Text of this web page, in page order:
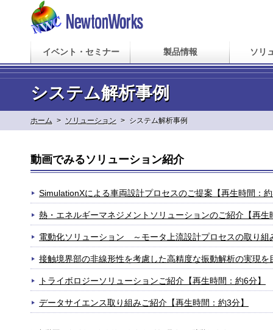
イベント・セミナー 製品情報 ソリ
システム解析事例
ホーム > ソリューション > システム解析事例
動画でみるソリューション紹介
SimulationXによる車両設計プロセスのご提案【再生時間：
熱・エネルギーマネジメントソリューションのご紹介【再生
電動化ソリューション ～モータ上流設計プロセスの取り組
接触境界部の非線形性を考慮した高精度な振動解析の実現
トライボロジーソリューションご紹介【再生時間：約6分】
データサイエンス取り組みご紹介【再生時間：約3分】